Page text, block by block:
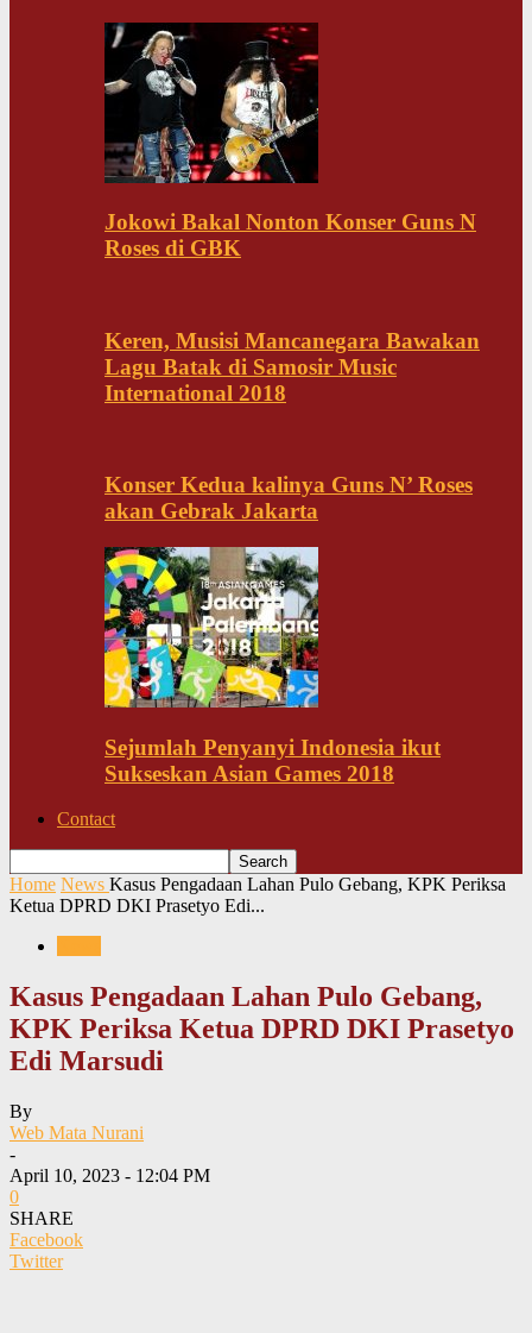
Jokowi Bakal Nonton Konser Guns N
Roses di GBK
Keren, Musisi Mancanegara Bawakan
Lagu Batak di Samosir Music
International 2018
Konser Kedua kalinya Guns N’ Roses
akan Gebrak Jakarta
Sejumlah Penyanyi Indonesia ikut
Sukseskan Asian Games 2018
Contact
Home News Kasus Pengadaan Lahan Pulo Gebang, KPK Periksa
Ketua DPRD DKI Prasetyo Edi...
Kasus Pengadaan Lahan Pulo Gebang,
KPK Periksa Ketua DPRD DKI Prasetyo
Edi Marsudi
By
Web Mata Nurani
-
April 10, 2023 - 12:04 PM
0
SHARE
Facebook
Twitter